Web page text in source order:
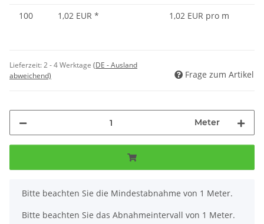
100
1,02 EUR * 1,02 EUR pro m
Lieferzeit:2 - 4 Werktage (DE - Ausland
abweichend)
Frage zum Artikel
Meter
x
Bitte beachten Sie die Mindestabnahme von 1 Meter.
Bitte beachten Sie das Abnahmeintervall von 1 Meter.